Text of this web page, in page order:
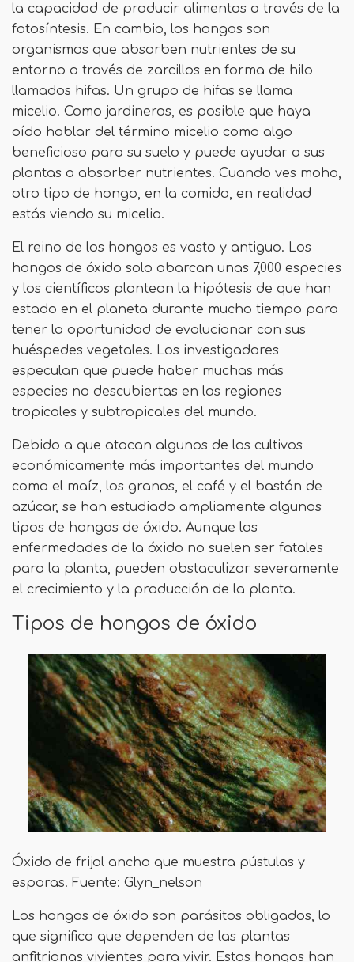
la capacidad de producir alimentos a través de la
fotosíntesis. En cambio, los hongos son
organismos que absorben nutrientes de su
entorno a través de zarcillos en forma de hilo
llamados hifas. Un grupo de hifas se llama
micelio. Como jardineros, es posible que haya
oído hablar del término micelio como algo
beneficioso para su suelo y puede ayudar a sus
plantas a absorber nutrientes. Cuando ves moho,
otro tipo de hongo, en la comida, en realidad
estás viendo su micelio.
El reino de los hongos es vasto y antiguo. Los
hongos de óxido solo abarcan unas 7,000 especies
y los científicos plantean la hipótesis de que han
estado en el planeta durante mucho tiempo para
tener la oportunidad de evolucionar con sus
huéspedes vegetales. Los investigadores
especulan que puede haber muchas más
especies no descubiertas en las regiones
tropicales y subtropicales del mundo.
Debido a que atacan algunos de los cultivos
económicamente más importantes del mundo
como el maíz, los granos, el café y el bastón de
azúcar, se han estudiado ampliamente algunos
tipos de hongos de óxido. Aunque las
enfermedades de la óxido no suelen ser fatales
para la planta, pueden obstaculizar severamente
el crecimiento y la producción de la planta.
Tipos de hongos de óxido
Óxido de frijol ancho que muestra pústulas y
esporas. Fuente: Glyn_nelson
Los hongos de óxido son parásitos obligados, lo
que significa que dependen de las plantas
anfitrionas vivientes para vivir. Estos hongos han